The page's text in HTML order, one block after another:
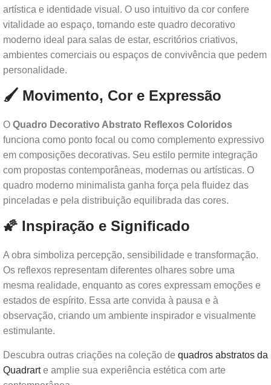
artística e identidade visual. O uso intuitivo da cor confere
vitalidade ao espaço, tornando este quadro decorativo
moderno ideal para salas de estar, escritórios criativos,
ambientes comerciais ou espaços de convivência que pedem
personalidade.
🖌️ Movimento, Cor e Expressão
O Quadro Decorativo Abstrato Reflexos Coloridos
funciona como ponto focal ou como complemento expressivo
em composições decorativas. Seu estilo permite integração
com propostas contemporâneas, modernas ou artísticas. O
quadro moderno minimalista ganha força pela fluidez das
pinceladas e pela distribuição equilibrada das cores.
🌠 Inspiração e Significado
A obra simboliza percepção, sensibilidade e transformação.
Os reflexos representam diferentes olhares sobre uma
mesma realidade, enquanto as cores expressam emoções e
estados de espírito. Essa arte convida à pausa e à
observação, criando um ambiente inspirador e visualmente
estimulante.
Descubra outras criações na coleção de quadros abstratos da
Quadrarte amplie sua experiência estética com arte